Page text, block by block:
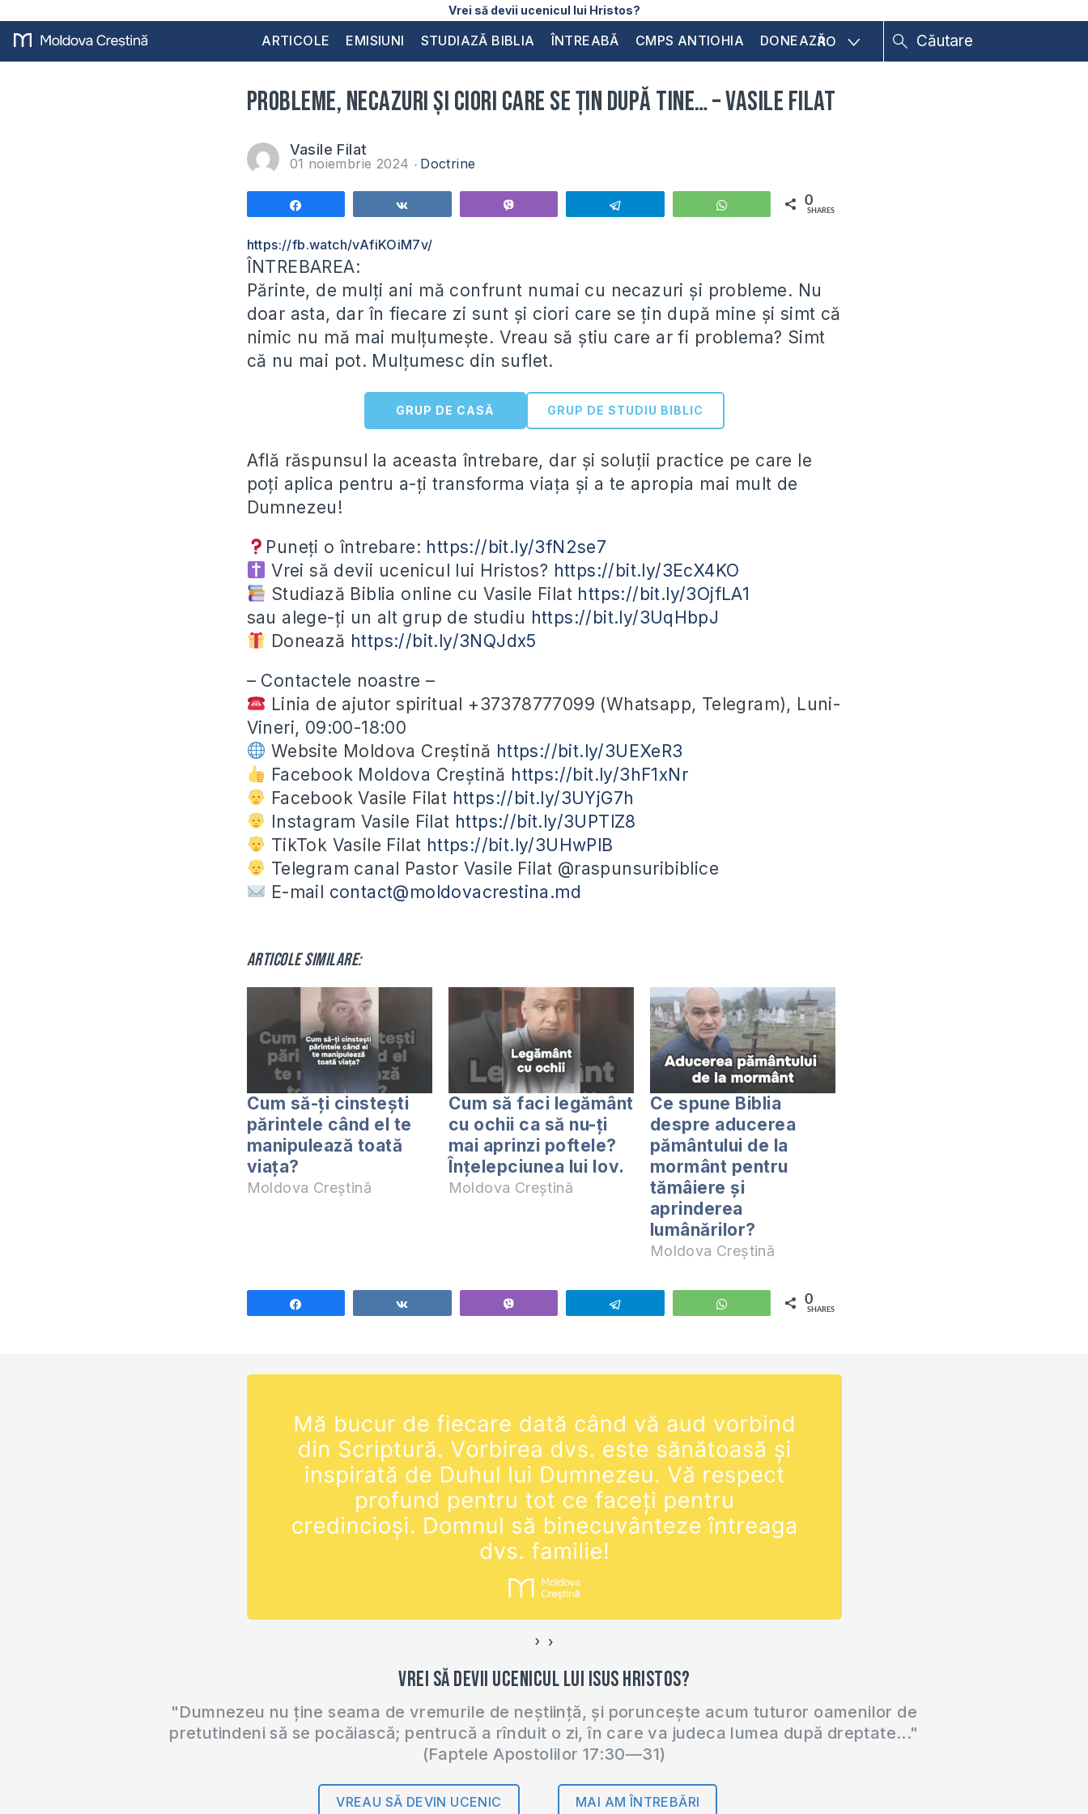
Vrei să devii ucenicul lui Hristos?
ARTICOLE EMISIUNI STUDIAZĂ BIBLIA ÎNTREABĂ CMPS ANTIOHIA DONEAZĂRO
Probleme, necazuri și ciori care se țin după tine… – Vasile Filat
Vasile Filat
01 noiembrie 2024 Doctrine
WhatsApp 0
SHARES
https://fb.watch/vAfiKOiM7v/
ÎNTREBAREA:
Părinte, de mulți ani mă confrunt numai cu necazuri și probleme. Nu
doar asta, dar în fiecare zi sunt și ciori care se țin după mine și simt că
nimic nu mă mai mulțumește. Vreau să știu care ar fi problema? Simt
că nu mai pot. Mulțumesc din suflet.
GRUP DE CASĂ GRUP DE STUDIU BIBLIC
Află răspunsul la aceasta întrebare, dar și soluții practice pe care le
poți aplica pentru a-ți transforma viața și a te apropia mai mult de
Dumnezeu!
Puneți o întrebare: https://bit.ly/3fN2se7
Vrei să devii ucenicul lui Hristos? https://bit.ly/3EcX4KO
Studiază Biblia online cu Vasile Filat https://bit.ly/3OjfLA1
sau alege-ți un alt grup de studiu https://bit.ly/3UqHbpJ
Donează https://bit.ly/3NQJdx5
– Contactele noastre –
Linia de ajutor spiritual +37378777099 (Whatsapp, Telegram), Luni-
Vineri, 09:00-18:00
Website Moldova Creștină https://bit.ly/3UEXeR3
Facebook Moldova Creștină https://bit.ly/3hF1xNr
Facebook Vasile Filat https://bit.ly/3UYjG7h
Instagram Vasile Filat https://bit.ly/3UPTlZ8
TikTok Vasile Filat https://bit.ly/3UHwPlB
Telegram canal Pastor Vasile Filat @raspunsuribiblice
E-mail contact@moldovacrestina.md
Articole similare:
Cum să-ți cinstești
părintele când el te
manipulează toată
viața?
Moldova Creștină
Cum să faci legământ
cu ochii ca să nu-ți
mai aprinzi poftele?
Înțelepciunea lui Iov.
Moldova Creștină
Ce spune Biblia
despre aducerea
pământului de la
mormânt pentru
tămâiere și
aprinderea
lumânărilor?
Moldova Creștină
WhatsApp 0
SHARES
‹ ›
Vrei să devii ucenicul lui Isus Hristos?
"Dumnezeu nu ține seama de vremurile de neștiință, și poruncește acum tuturor oamenilor de
pretutindeni să se pocăiască; pentrucă a rînduit o zi, în care va judeca lumea după dreptate..."
(Faptele Apostolilor 17:30—31)
VREAU SĂ DEVIN UCENIC MAI AM ÎNTREBĂRI